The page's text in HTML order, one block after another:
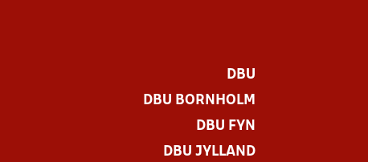
DBU
DBU BORNHOLM
DBU FYN
DBU JYLLAND